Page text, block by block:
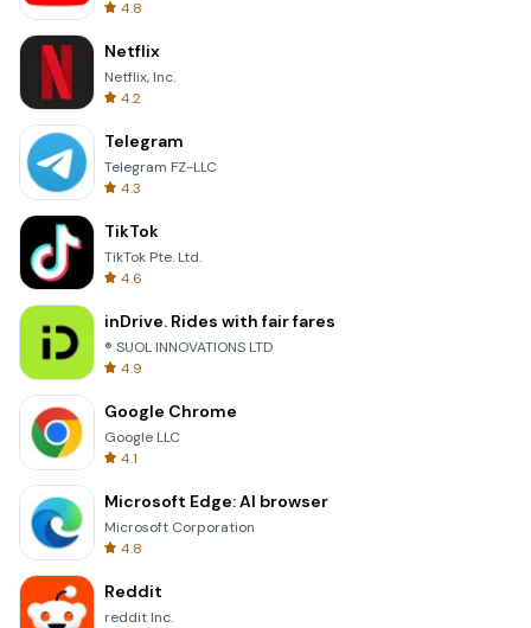
4.8
Netflix
Netflix, Inc.
4.2
Telegram
Telegram FZ-LLC
4.3
TikTok
TikTok Pte. Ltd.
4.6
inDrive. Rides with fair fares
® SUOL INNOVATIONS LTD
4.9
Google Chrome
Google LLC
4.1
Microsoft Edge: AI browser
Microsoft Corporation
4.8
Reddit
reddit Inc.